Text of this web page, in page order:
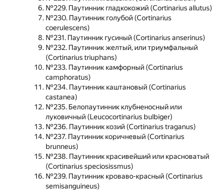
№229. Паутинник гладкокожий (Cortinarius allutus)
№230. Паутинник голубой (Cortinarius
coerulescens)
№231. Паутинник гусиный (Cortinarius anserinus)
№232. Паутинник желтый, или триумфальный
(Cortinarius triuphans)
№233. Паутинник камфорный (Cortinarius
camphoratus)
№234. Паутинник каштановый (Cortinarius
castanea)
№235. Белопаутинник клубненосный или
луковичный (Leucocortinarius bulbiger)
№236. Паутинник козий (Cortinarius traganus)
№237. Паутинник коричневый (Cortinarius
brunneus)
№238. Паутинник красивейший или красноватый
(Cortinarius speciosissmus)
№239. Паутинник кроваво-красный (Cortinarius
semisanguineus)